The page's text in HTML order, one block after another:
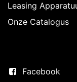
Leasing
Onze Catalogus
Facebook